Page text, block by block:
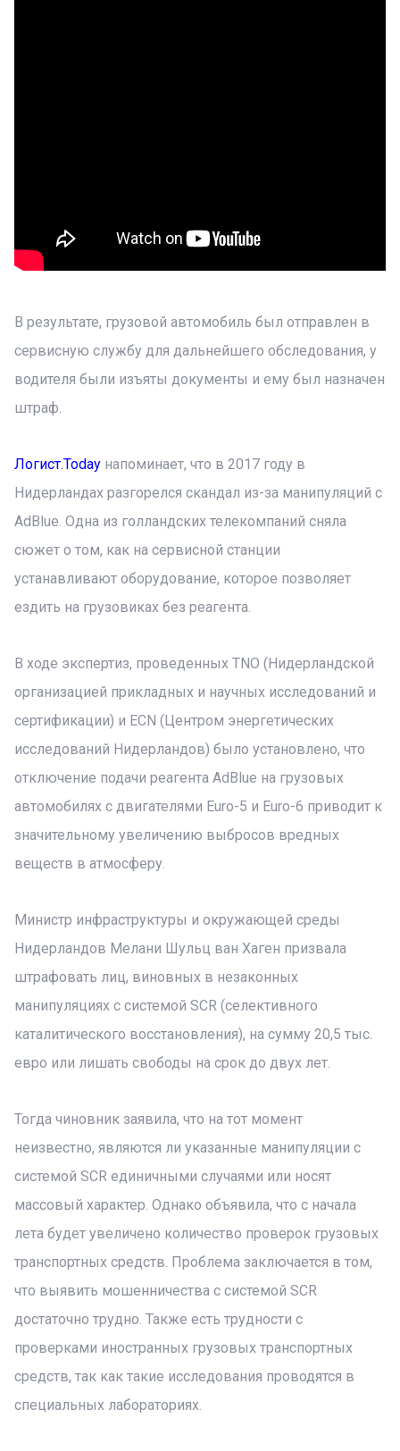
В результате, грузовой автомобиль был отправлен в
сервисную службу для дальнейшего обследования, у
водителя были изъяты документы и ему был назначен
штраф.
Логист.Today напоминает, что в 2017 году в
Нидерландах разгорелся скандал из-за манипуляций с
AdBlue. Одна из голландских телекомпаний сняла
сюжет о том, как на сервисной станции
устанавливают оборудование, которое позволяет
ездить на грузовиках без реагента.
В ходе экспертиз, проведенных ТNО (Нидерландской
организацией прикладных и научных исследований и
сертификации) и ECN (Центром энергетических
исследований Нидерландов) было установлено, что
отключение подачи реагента AdBlue на грузовых
автомобилях с двигателями Euro-5 и Euro-6 приводит к
значительному увеличению выбросов вредных
веществ в атмосферу.
Министр инфраструктуры и окружающей среды
Нидерландов Мелани Шульц ван Хаген призвала
штрафовать лиц, виновных в незаконных
манипуляциях с системой SCR (селективного
каталитического восстановления), на сумму 20,5 тыс.
евро или лишать свободы на срок до двух лет.
Тогда чиновник заявила, что на тот момент
неизвестно, являются ли указанные манипуляции с
системой SCR единичными случаями или носят
массовый характер. Однако объявила, что с начала
лета будет увеличено количество проверок грузовых
транспортных средств. Проблема заключается в том,
что выявить мошенничества с системой SCR
достаточно трудно. Также есть трудности с
проверками иностранных грузовых транспортных
средств, так как такие исследования проводятся в
специальных лабораториях.